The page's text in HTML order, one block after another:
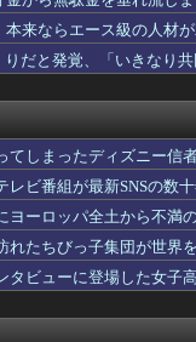
回2死から追い...
こなせるのは...
ントにつきあ...
てしまう・・・
ブ最多に...
てる奴いるんだが...
れだけ規...
はやめろ！財源は...
、どうしても納得...
に減益
本来ならエース級の人
だと発覚、「いきなり
しまったディズニー信
ビ番組が最新SNSの数
ーロッパ全土から不満
れたちびっ子集団が世界
ビューに登場した女子